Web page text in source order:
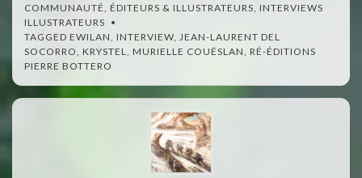
COMMUNAUTÉ ÉDITEURS & ILLUSTRATEURS INTERVIEWS
ILLUSTRATEURS
TAGGED EWILAN INTERVIEW JEAN-LAURENT DEL
SOCORRO KRYSTEL MURIELLE COUËSLAN RÉ-ÉDITIONS
PIERRE BOTTERO